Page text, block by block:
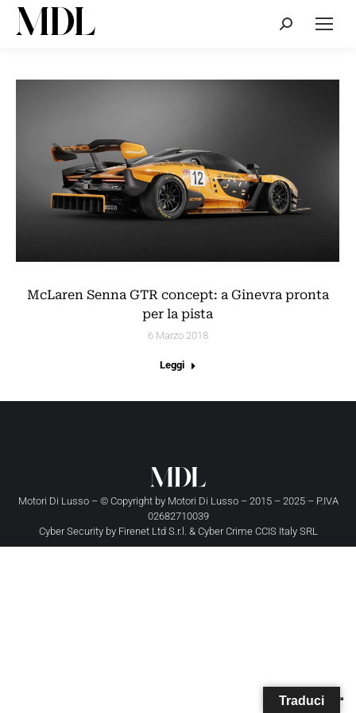
Cerca:
McLaren Senna GTR concept: a Ginevra pronta
per la pista
6 Marzo 2018
Leggi
Motori Di Lusso – © Copyright by Motori Di Lusso– 2015 – 2025 – P.IVA
02682710039
Cyber Security by Firenet Ltd S.r.l. & Cyber Crime CCIS Italy SRL
Traduci